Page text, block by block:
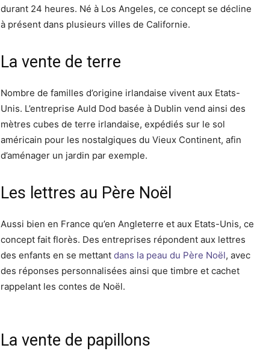
durant 24 heures. Né à Los Angeles, ce concept se décline
à présent dans plusieurs villes de Californie.
La vente de terre
Nombre de familles d’origine irlandaise vivent aux Etats-
Unis. L’entreprise Auld Dod basée à Dublin vend ainsi des
mètres cubes de terre irlandaise, expédiés sur le sol
américain pour les nostalgiques du Vieux Continent, afin
d’aménager un jardin par exemple.
Les lettres au Père Noël
Aussi bien en France qu’en Angleterre et aux Etats-Unis, ce
concept fait florès. Des entreprises répondent aux lettres
des enfants en se mettantdans la peau du Père Noël, avec
des réponses personnalisées ainsi que timbre et cachet
rappelant les contes de Noël.
La vente de papillons